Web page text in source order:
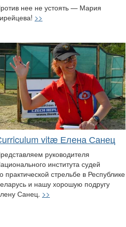
нее не устоять — Мария
>>
vitæ Елена Санец
руководителя
института судей
практической стрельбе в Республике
и нашу хорошую подругу
Санец. >>